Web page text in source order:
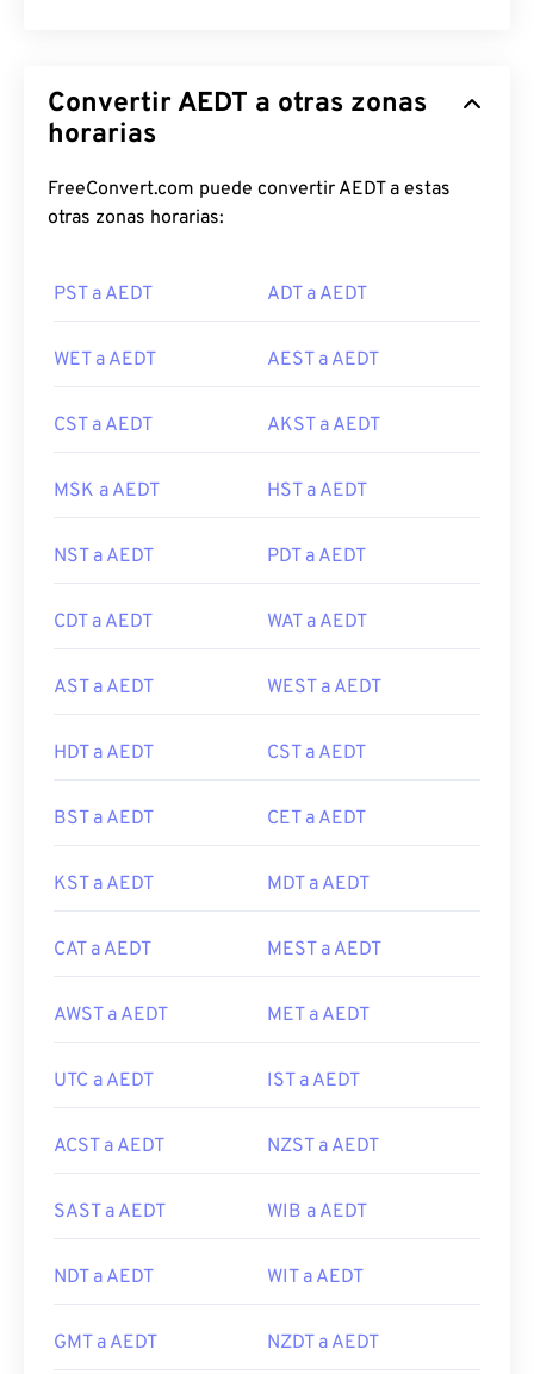
Convertir AEDT a otras zonas
horarias
FreeConvert.com puede convertir AEDT a estas
otras zonas horarias:
PST a AEDT ADT a AEDT
WET a AEDT AEST a AEDT
CST a AEDT AKST a AEDT
MSK a AEDT HST a AEDT
NST a AEDT PDT a AEDT
CDT a AEDT WAT a AEDT
AST a AEDT WEST a AEDT
HDT a AEDT CST a AEDT
BST a AEDT CET a AEDT
KST a AEDT MDT a AEDT
CAT a AEDT MEST a AEDT
AWST a AEDT MET a AEDT
UTC a AEDT IST a AEDT
ACST a AEDT NZST a AEDT
SAST a AEDT WIB a AEDT
NDT a AEDT WIT a AEDT
GMT a AEDT NZDT a AEDT